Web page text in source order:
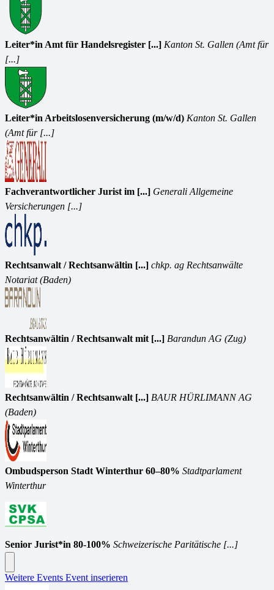
Leiter*in Amt für Handelsregister [...] Kanton St. Gallen (Amt für
[...]
Leiter*in Arbeitslosenversicherung (m/w/d) Kanton St. Gallen
(Amt für [...]
Fachverantwortlicher Jurist im [...] Generali Allgemeine
Versicherungen [...]
Rechtsanwalt / Rechtsanwältin [...] chkp. ag Rechtsanwälte
Notariat (Baden)
Rechtsanwältin / Rechtsanwalt mit [...] Barandun AG (Zug)
Rechtsanwältin / Rechtsanwalt [...] BAUR HÜRLIMANN AG
(Baden)
Ombudsperson Stadt Winterthur 60–80% Stadtparlament
Winterthur
Senior Jurist*in 80-100% Schweizerische Paritätische [...]
Weitere Events Event inserieren